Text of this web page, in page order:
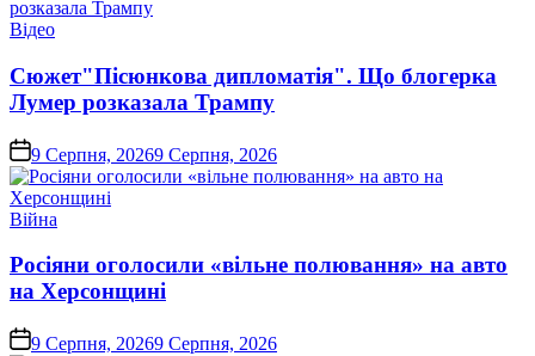
Опублікувати
Відео
Сюжет"Пісюнкова дипломатія". Що блогерка
Лумер розказала Трампу
on9 Серпня, 20269 Серпня, 2026
Опублікувати
Війна
Росіяни оголосили «вільне полювання» на авто
на Херсонщині
on9 Серпня, 20269 Серпня, 2026